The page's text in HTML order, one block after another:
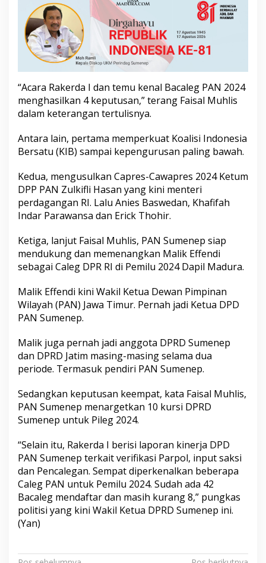
k
i
n
i
a
n
a
“Acara Rakerda I dan temu kenal Bacaleg PAN 2024
menghasilkan 4 keputusan,” terang Faisal Muhlis
dalam keterangan tertulisnya.
Antara lain, pertama memperkuat Koalisi Indonesia
Bersatu (KIB) sampai kepengurusan paling bawah.
Kedua, mengusulkan Capres-Cawapres 2024 Ketum
DPP PAN Zulkifli Hasan yang kini menteri
perdagangan RI. Lalu Anies Baswedan, Khafifah
Indar Parawansa dan Erick Thohir.
Ketiga, lanjut Faisal Muhlis, PAN Sumenep siap
mendukung dan memenangkan Malik Effendi
sebagai Caleg DPR RI di Pemilu 2024 Dapil Madura.
Malik Effendi kini Wakil Ketua Dewan Pimpinan
Wilayah (PAN) Jawa Timur. Pernah jadi Ketua DPD
PAN Sumenep.
Malik juga pernah jadi anggota DPRD Sumenep
dan DPRD Jatim masing-masing selama dua
periode. Termasuk pendiri PAN Sumenep.
Sedangkan keputusan keempat, kata Faisal Muhlis,
PAN Sumenep menargetkan 10 kursi DPRD
Sumenep untuk Pileg 2024.
“Selain itu, Rakerda I berisi laporan kinerja DPD
PAN Sumenep terkait verifikasi Parpol, input saksi
dan Pencalegan. Sempat diperkenalkan beberapa
Caleg PAN untuk Pemilu 2024. Sudah ada 42
Bacaleg mendaftar dan masih kurang 8,” pungkas
politisi yang kini Wakil Ketua DPRD Sumenep ini.
(Yan)